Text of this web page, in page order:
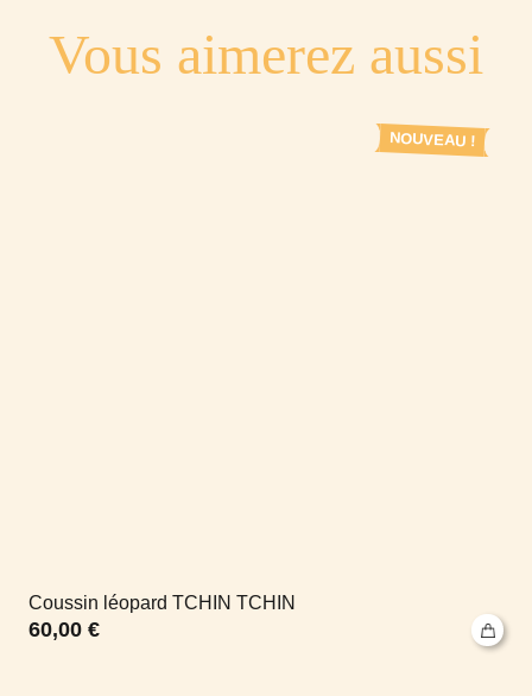
Vous aimerez aussi
NOUVEAU !
Coussin léopard TCHIN TCHIN
60,00 €